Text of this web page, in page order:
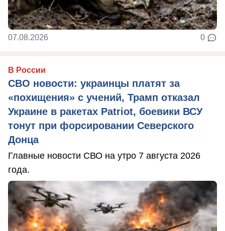
07.08.2026 0
В России
СВО новости: украинцы платят за
«похищения» с учений, Трамп отказал
Украине в ракетах Patriot, боевики ВСУ
тонут при форсировании Северского
Донца
Главные новости СВО на утро 7 августа 2026
года.